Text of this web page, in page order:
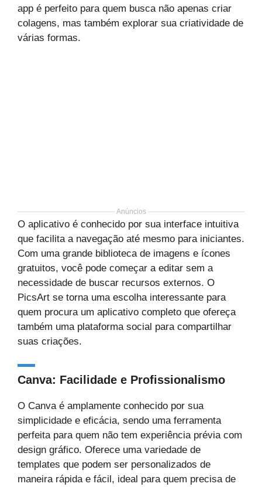
app é perfeito para quem busca não apenas criar
colagens, mas também explorar sua criatividade de
várias formas.
Anúncios
O aplicativo é conhecido por sua interface intuitiva
que facilita a navegação até mesmo para iniciantes.
Com uma grande biblioteca de imagens e ícones
gratuitos, você pode começar a editar sem a
necessidade de buscar recursos externos. O
PicsArt se torna uma escolha interessante para
quem procura um aplicativo completo que ofereça
também uma plataforma social para compartilhar
suas criações.
Canva: Facilidade e Profissionalismo
O Canva é amplamente conhecido por sua
simplicidade e eficácia, sendo uma ferramenta
perfeita para quem não tem experiência prévia com
design gráfico. Oferece uma variedade de
templates que podem ser personalizados de
maneira rápida e fácil, ideal para quem precisa de